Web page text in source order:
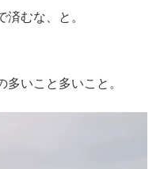
むな、と。
いこと多いこと。